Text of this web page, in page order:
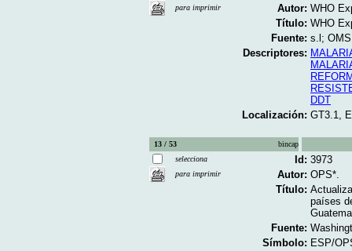
para imprimir
Autor: WHO
Título: WHO
Fuente: s.l;
Descriptores:
DDT
Localización: GT3.1,
13 / 53
bincap
selecciona
para imprimir
Id: 3973
Autor: OPS*.
Título:
países
Fuente:
Símbolo: ESP/